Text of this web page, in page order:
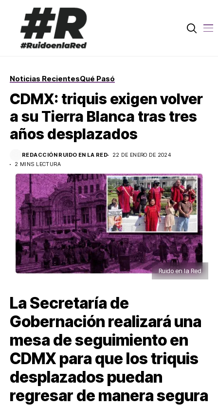
Noticias RecientesQué Pasó
CDMX: triquis exigen volver
a su Tierra Blanca tras tres
años desplazados
REDACCIÓN RUIDO EN LA RED
22 DE ENERO DE 2024
2 MINS LECTURA
Ruido en la Red
La Secretaría de
Gobernación realizará una
mesa de seguimiento en
CDMX para que los triquis
desplazados puedan
regresar de manera segura